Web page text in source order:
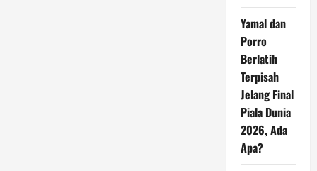
Yamal dan
Porro
Berlatih
Terpisah
Jelang Final
Piala Dunia
2026, Ada
Apa?